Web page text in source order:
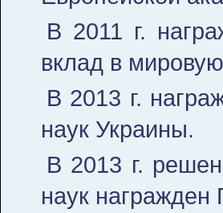
В 2011 г.
вклад в
В 2013 г.
наук Украины.
В 2013 г.
наук